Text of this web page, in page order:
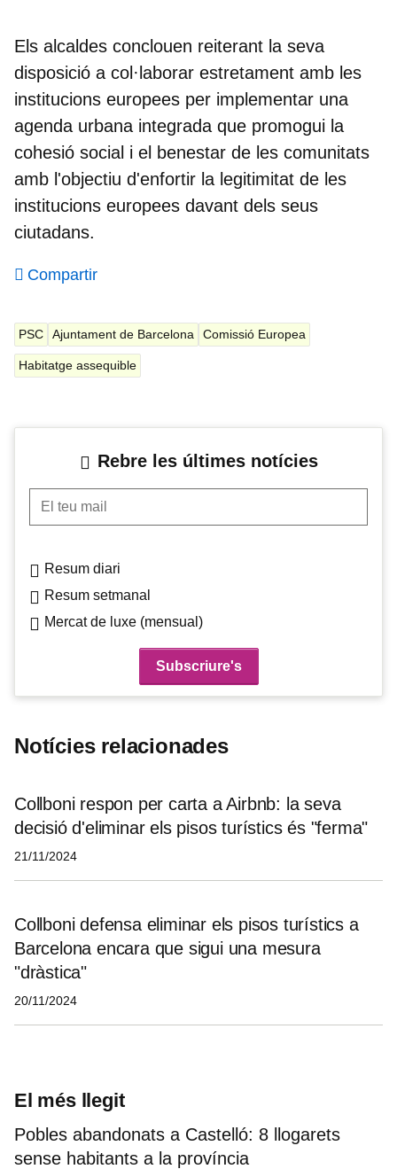
Els alcaldes conclouen reiterant la seva
disposició a col·laborar estretament amb les
institucions europees per implementar una
agenda urbana integrada que promogui la
cohesió social i el benestar de les comunitats
amb l'objectiu d'enfortir la legitimitat de les
institucions europees davant dels seus
ciutadans.
Compartir
PSC Ajuntament de Barcelona Comissió Europea
Habitatge assequible
Rebre les últimes notícies
El teu mail
Resum diari
Resum setmanal
Mercat de luxe (mensual)
Notícies relacionades
Collboni respon per carta a Airbnb: la seva
decisió d'eliminar els pisos turístics és "ferma"
21/11/2024
Collboni defensa eliminar els pisos turístics a
Barcelona encara que sigui una mesura
"dràstica"
20/11/2024
El més llegit
Pobles abandonats a Castelló: 8 llogarets
sense habitants a la província